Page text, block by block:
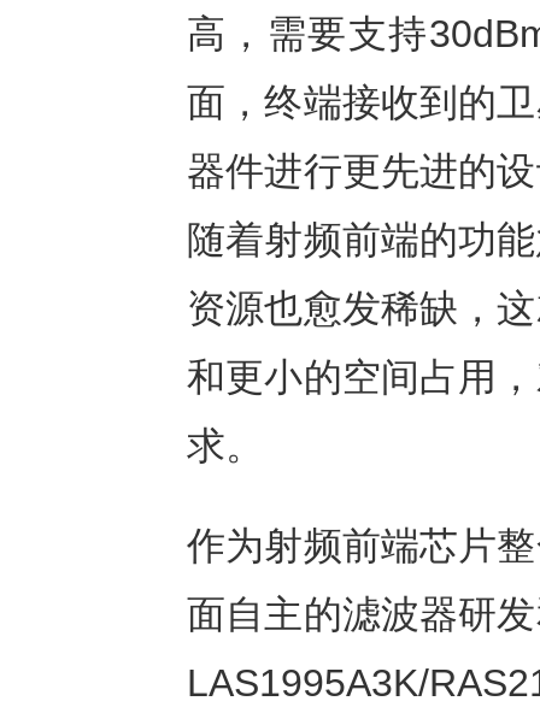
高，需要支持
面，终端接收到的
器件进行更先进的
随着射频前端的功
资源也愈发稀缺，
和更小的空间占用
求。
作为射频前端芯片
面自主的滤波器研
LAS1995A3K/